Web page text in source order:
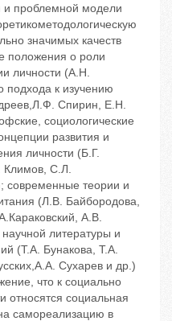
и проблемной модели
значимых качеств
положения о роли
личности (А.Н.
подхода к изучению
Спирин, Е.Н.
социологические
развития и
личности (Б.Г.
Климов, С.Л.
современные теории и
(Л.В. Байбородова,
А.В.
литературы и
(Т.А. Бунакова, Т.А.
Сухарев и др.)
что к социально
относятся социальная
самореализацию в